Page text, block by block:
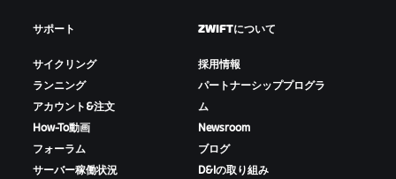
サポート
サイクリング
ランニング
アカウント&注文
How-To動画
フォーラム
サーバー稼働状況
ZWIFTについて
採用情報
パートナーシッププログラ
ム
Newsroom
ブログ
D&Iの取り組み